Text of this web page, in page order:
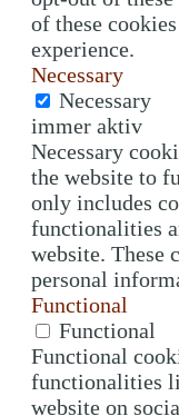
of these
experience.
Necessary
Necessary
immer aktiv
Necessary
the website to
only includes
functionalities
website. These
personal
Functional
Functional
Functional
functionalities
website on